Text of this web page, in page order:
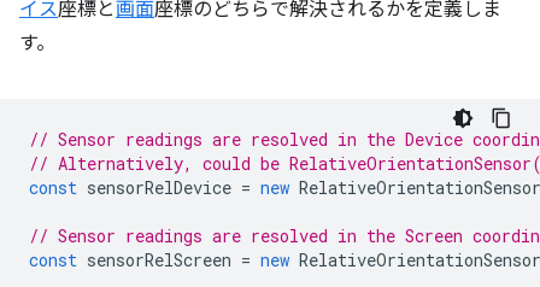
イス座標と画面座標のどちらで解決されるかを定義しま
す。
// Sensor readings are resolved in the Device
// Alternatively, could be
const sensorRelDevice = new RelativeOrientationSensor
// Sensor readings are resolved in the Screen
const sensorRelScreen = new RelativeOrientationSensor